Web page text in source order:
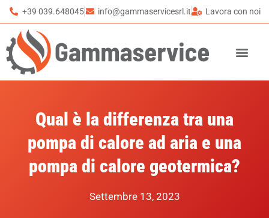
+39 039.648045 info@gammaservicesrl.it Lavora con noi
Qual è la differenza tra una
pompa di calore ad aria e una
pompa di calore geotermica?
Settembre 13, 2023